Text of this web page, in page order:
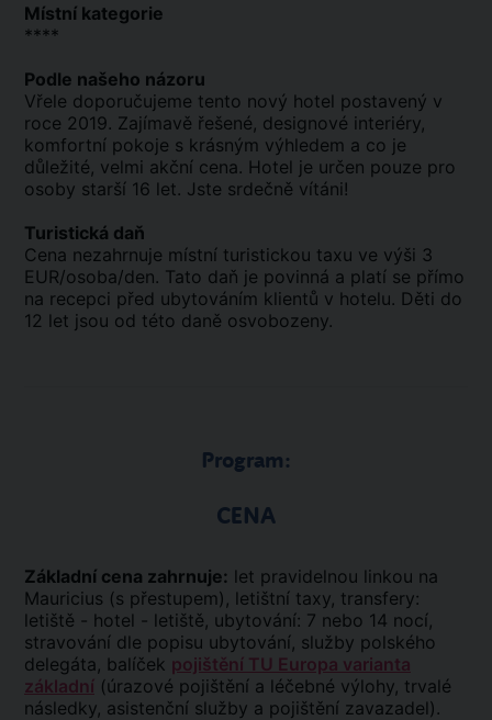
Místní kategorie
****
Podle našeho názoru
Vřele doporučujeme tento nový hotel postavený v
roce 2019. Zajímavě řešené, designové interiéry,
komfortní pokoje s krásným výhledem a co je
důležité, velmi akční cena. Hotel je určen pouze pro
osoby starší 16 let. Jste srdečně vítáni!
Turistická daň
Cena nezahrnuje místní turistickou taxu ve výši 3
EUR/osoba/den. Tato daň je povinná a platí se přímo
na recepci před ubytováním klientů v hotelu. Děti do
12 let jsou od této daně osvobozeny.
Program:
CENA
Základní cena zahrnuje: let pravidelnou linkou na
Mauricius (s přestupem), letištní taxy, transfery:
letiště - hotel - letiště, ubytování: 7 nebo 14 nocí,
stravování dle popisu ubytování, služby polského
delegáta, balíček pojištění TU Europa varianta
základní (úrazové pojištění a léčebné výlohy, trvalé
následky, asistenční služby a pojištění zavazadel).